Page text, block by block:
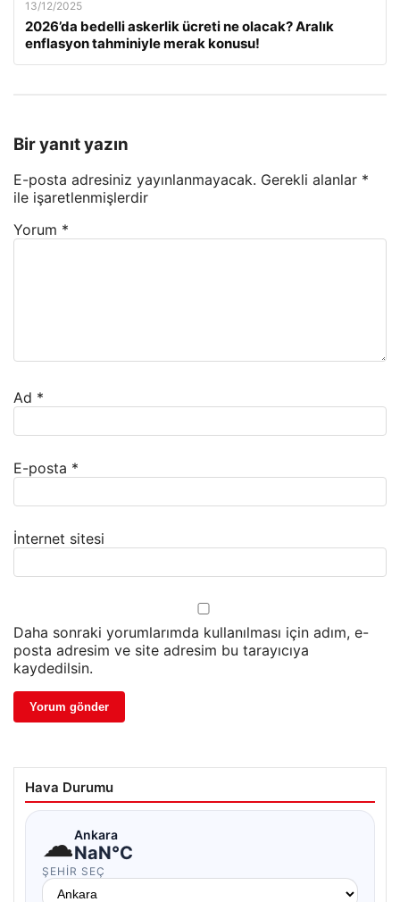
13/12/2025
2026’da bedelli askerlik ücreti ne olacak? Aralık
enflasyon tahminiyle merak konusu!
Bir yanıt yazın
E-posta adresiniz yayınlanmayacak. Gerekli alanlar *
ile işaretlenmişlerdir
Yorum *
Ad *
E-posta *
İnternet sitesi
Daha sonraki yorumlarımda kullanılması için adım, e-
posta adresim ve site adresim bu tarayıcıya
kaydedilsin.
Hava Durumu
☁Ankara
NaN°C
ŞEHIR SEÇ